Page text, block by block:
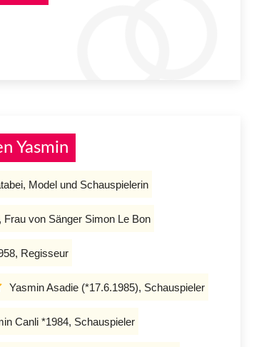
Yasmin
Model und Schauspielerin
von Sänger Simon Le Bon
Regisseur
Yasmin Asadie (*17.6.1985), Schauspieler
Canli *1984, Schauspieler